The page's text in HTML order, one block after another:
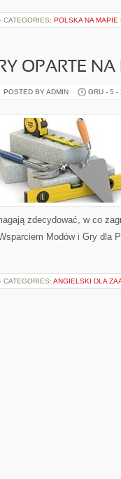
CATEGORIES: POLSKA NA MAPIE
OPARTE
POSTED BY ADMIN GRU - 5 -
zdecydować, w co
Modów i Gry dla
CATEGORIES: ANGIELSKI DLA